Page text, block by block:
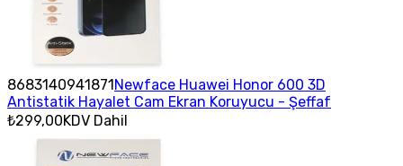
8683140941871Newface Huawei Honor 600 3D
Antistatik Hayalet Cam Ekran Koruyucu - Şeffaf
₺299,00KDV Dahil